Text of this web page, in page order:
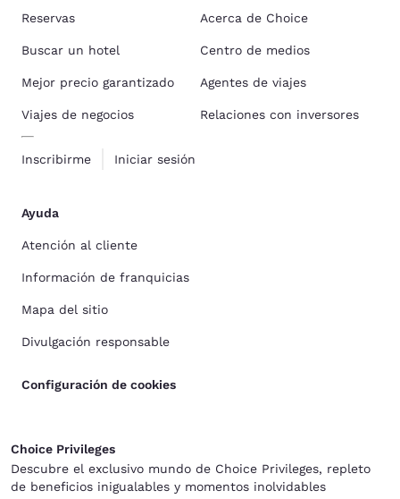
Reservas
Buscar un hotel
Mejor precio garantizado
Viajes de negocios
Inscribirme Iniciar sesión
Acerca de Choice
Centro de medios
Agentes de viajes
Relaciones con inversores
Ayuda
Atención al cliente
Información de franquicias
Mapa del sitio
Divulgación responsable
Configuración de cookies
Choice Privileges
Descubre el exclusivo mundo de Choice Privileges, repleto
de beneficios inigualables y momentos inolvidables